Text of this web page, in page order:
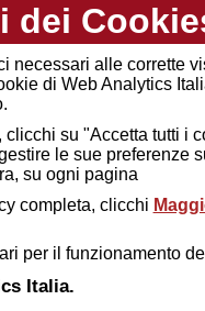
dei
necessari alle corrette
di Web Analytics
clicchi su "Accetta tutti
le sue preferenze
su ogni pagina
completa, clicchi
per il funzionamento
Italia.